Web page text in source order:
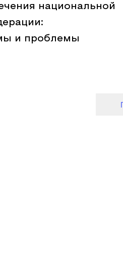
национальной
и проблемы